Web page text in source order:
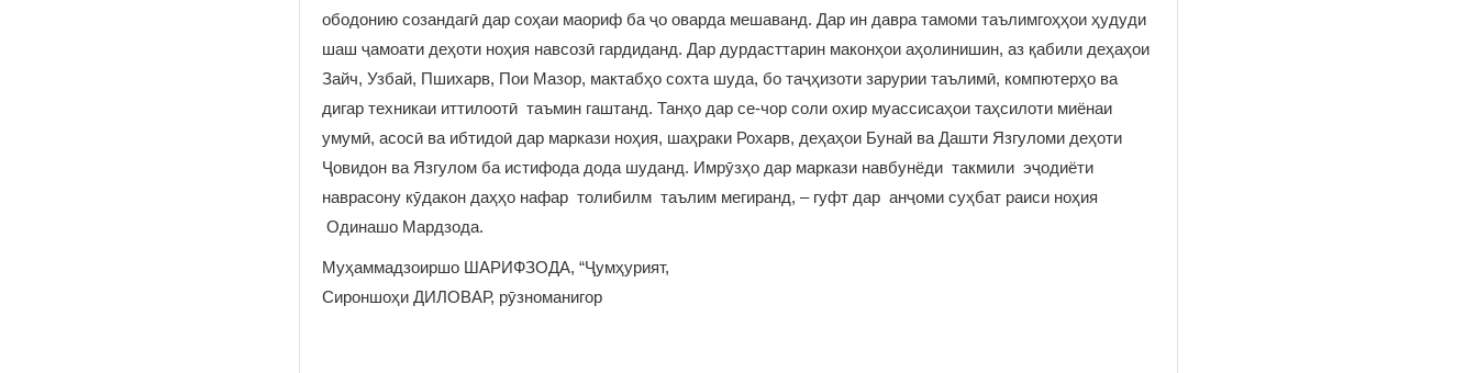
ободонию созандагӣ дар соҳаи маориф ба ҷо оварда мешаванд. Дар ин давра тамоми таълимгоҳҳои ҳудуди
шаш ҷамоати деҳоти ноҳия навсозӣ гардиданд. Дар дурдасттарин маконҳои аҳолинишин, аз қабили деҳаҳои
Зайч, Узбай, Пшихарв, Пои Мазор, мактабҳо сохта шуда, бо таҷҳизоти зарурии таълимӣ, компютерҳо ва
дигар техникаи иттилоотӣ таъмин гаштанд. Танҳо дар се-чор соли охир муассисаҳои таҳсилоти миёнаи
умумӣ, асосӣ ва ибтидоӣ дар маркази ноҳия, шаҳраки Рохарв, деҳаҳои Бунай ва Дашти Язгуломи деҳоти
Ҷовидон ва Язгулом ба истифода дода шуданд. Имрӯзҳо дар маркази навбунёди такмили эҷодиёти
наврасону кӯдакон даҳҳо нафар толибилм таълим мегиранд, – гуфт дар анҷоми суҳбат раиси ноҳия
Одинашо Мардзода.
Муҳаммадзоиршо ШАРИФЗОДА, “Ҷумҳурият,
Сироншоҳи ДИЛОВАР, рӯзноманигор